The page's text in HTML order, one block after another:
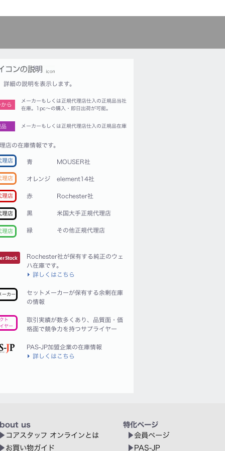
詳細の説明を表示します。
ら
メーカーもしくは正規代理店仕入の正規品当社
在庫。1pc〜の購入・即日出荷が可能。
メーカーもしくは正規代理店仕入の正規品在庫
店の在庫情報です。
理店
理店
理店
理店
理店
青 MOUSER社
オレンジ element14社
赤 Rochester社
黒 米国大手正規代理店
緑 その他正規代理店
Rochester社が保有する純正のウェ
ハ在庫です。
詳しくはこちら
ーカー
セットメーカーが保有する余剰在庫
の情報
ト
ヤー
取引実績が数多くあり、品質面・価
格面で競争力を持つサプライヤー
PAS-JP加盟企業の在庫情報
詳しくはこちら
us
コアスタッフ オンラインとは
お買い物ガイド
特化ページ
会員ページ
PAS-JP